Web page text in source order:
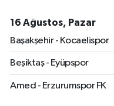
16 Ağustos, Pazar
Başakşehir - Kocaelispor
Beşiktaş - Eyüpspor
Amed - Erzurumspor FK